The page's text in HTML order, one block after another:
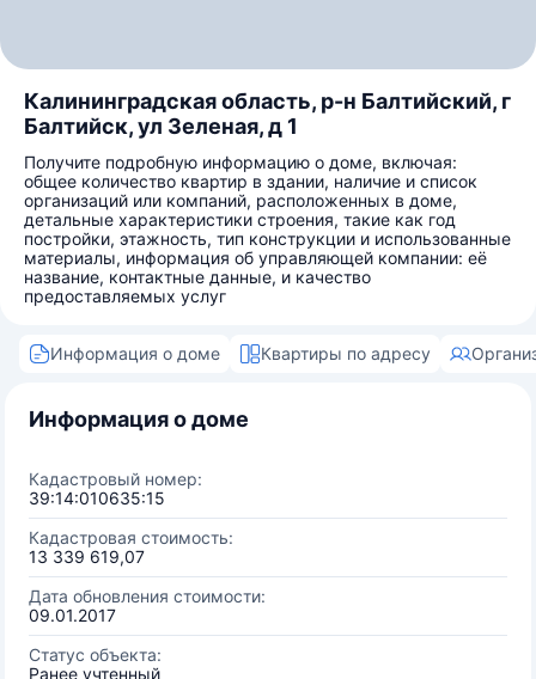
Калининградская область, р-н Балтийский, г
Балтийск, ул Зеленая, д 1
Получите подробную информацию о доме, включая:
общее количество квартир в здании, наличие и список
организаций или компаний, расположенных в доме,
детальные характеристики строения, такие как год
постройки, этажность, тип конструкции и использованные
материалы, информация об управляющей компании: её
название, контактные данные, и качество
предоставляемых услуг
Информация о доме Квартиры по адресу
Информация о доме
Кадастровый номер:
39:14:010635:15
Кадастровая стоимость:
13 339 619,07
Дата обновления стоимости:
09.01.2017
Статус объекта:
Ранее учтенный